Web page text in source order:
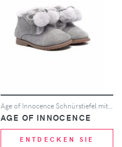
AGE OF INNOCENCE
ENTDECKEN SIE